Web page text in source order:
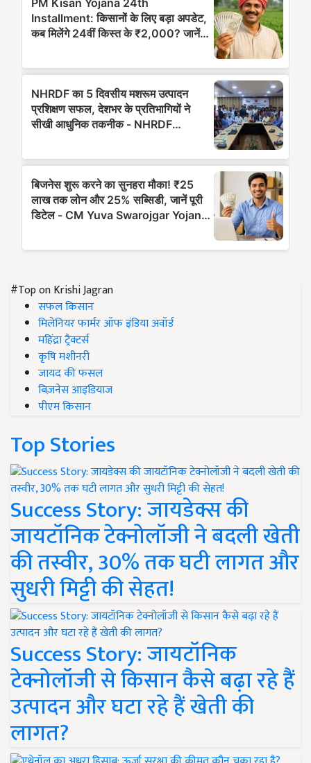
#Top on Krishi Jagran
सफल किसान
मिलेनियर फार्मर ऑफ इंडिया अवॉर्ड
महिंद्रा ट्रैक्टर्स
कृषि मशीनरी
जायद की फसल
बिज़नेस आइडियाज
पीएम किसान
Top Stories
Success Story: जायडेक्स की
जायटॉनिक टेक्नोलॉजी ने बदली खेती
की तस्वीर, 30% तक घटी लागत और
सुधरी मिट्टी की सेहत!
Success Story: जायटॉनिक
टेक्नोलॉजी से किसान कैसे बढ़ा रहे हैं
उत्पादन और घटा रहे हैं खेती की
लागत?